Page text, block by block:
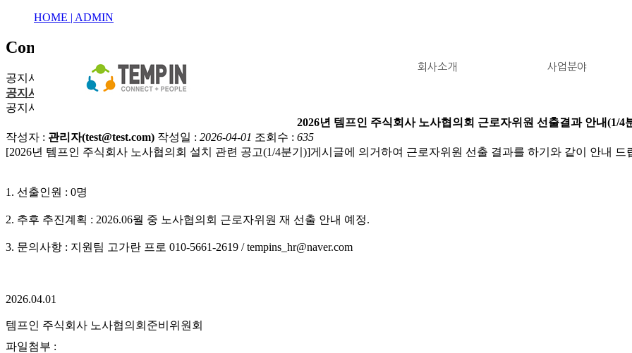
HOME | ADMIN
회사소개 사업분야
Company for a brighter tomorrow
공지사항
공지사항
공지사항
2026년 템프인 주식회사 노사협의회 근로자위원 선출결과 안내(1/4
작성자 : 관리자(test@test.com) 작성일 : 2026-04-01 조회수 : 635
[2026년 템프인 주식회사 노사협의회 설치 관련 공고(1/4분기)]게시글에 의거하여 근로자위원 선출 결과를 하기와 같이 안내 드
1. 선출인원 : 0명
2. 추후 추진계획 : 2026.06월 중 노사협의회 근로자위원 재 선출 안내 예정.
3. 문의사항 : 지원팀 고가란 프로 010-5661-2619 / tempins_hr@naver.com
2026.04.01
템프인 주식회사 노사협의회준비위원회
파일첨부 :